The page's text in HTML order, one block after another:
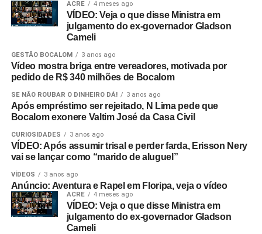
ACRE 4 meses ago
VÍDEO: Veja o que disse Ministra em
julgamento do ex-governador Gladson
Cameli
GESTÃO BOCALOM 3 anos ago
Vídeo mostra briga entre vereadores, motivada por
pedido de R$ 340 milhões de Bocalom
SE NÃO ROUBAR O DINHEIRO DÁ! 3 anos ago
Após empréstimo ser rejeitado, N Lima pede que
Bocalom exonere Valtim José da Casa Civil
CURIOSIDADES 3 anos ago
VÍDEO: Após assumir trisal e perder farda, Erisson Nery
vai se lançar como “marido de aluguel”
VÍDEOS 3 anos ago
Anúncio: Aventura e Rapel em Floripa, veja o vídeo
ACRE 4 meses ago
VÍDEO: Veja o que disse Ministra em
julgamento do ex-governador Gladson
Cameli